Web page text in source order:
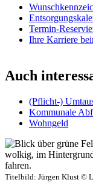
Termin-
Ihre Karriere
Auch
(Pflicht-)
Kommunale
Wohngeld
Titelbild: Jürgen Klust ©